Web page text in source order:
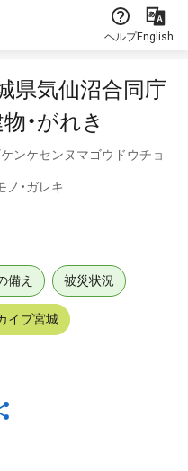
ヘルプEnglish
県気仙沼合同庁
・がれき
ンケセンヌマゴウドウチョ
ノ・ガレキ
備え 被災状況
イブ宮城